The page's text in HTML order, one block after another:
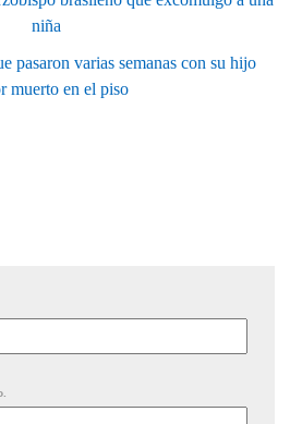
niña
pasaron varias semanas con su hijo
muerto en el piso